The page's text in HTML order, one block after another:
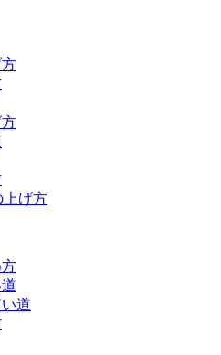
上げ方
道